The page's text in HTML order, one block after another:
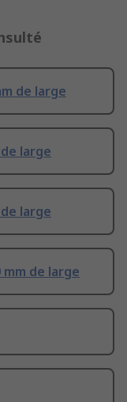
de large
large
large
de large